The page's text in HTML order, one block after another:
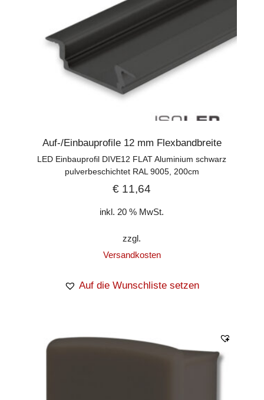
Auf-/Einbauprofile 12 mm Flexbandbreite
LED Einbauprofil DIVE12 FLAT Aluminium schwarz
pulverbeschichtet RAL 9005, 200cm
€ 11,64
inkl. 20 % MwSt.
zzgl.
Versandkosten
Auf die Wunschliste setzen